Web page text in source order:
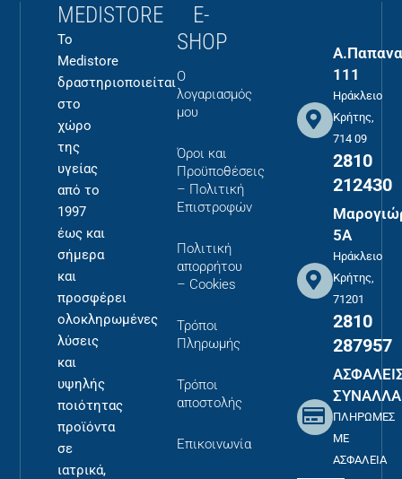
MEDISTORE
Το
Medistore
δραστηριοποιείται
στο
χώρο
της
υγείας
από το
1997
έως και
σήμερα
και
προσφέρει
ολοκληρωμένες
λύσεις
και
υψηλής
ποιότητας
προϊόντα
σε
ιατρικά,
E-
SHOP
Ο
λογαριασμός
μου
Όροι και
Προϋποθέσεις
– Πολιτική
Επιστροφών
Πολιτική
απορρήτου
– Cookies
Τρόποι
Πληρωμής
Τρόποι
αποστολής
Επικοινωνία
111
Ηράκλειο
Κρήτης,
714 09
2810
212430
5Α
Ηράκλειο
Κρήτης,
71201
2810
287957
ΠΛΗΡΩΜΕΣ
ΜΕ
ΑΣΦΑΛΕΙΑ